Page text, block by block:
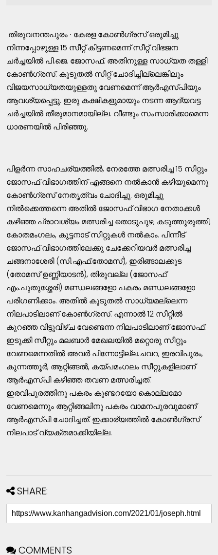
തിരുവനന്തപുരം ∙ കേരള കോൺഗ്രസ് ഒരുമിച്ചു
നിന്നപ്പോഴുള്ള 15 സീറ്റ് കിട്ടണമെന്ന് സീറ്റ് വിഭജന
ചർച്ചയിൽ പി.ജെ. ജോസഫ്. അതിനുള്ള സാധ്യത തള്ളി
കോൺഗ്രസ്. കൂടുതൽ സീറ്റ് ചോദിച്ചില്ലെങ്കിലും
വിജയസാധ്യതയുള്ളതു വേണമെന്ന് ആർഎസ്പിയും
ആവശ്യപ്പെട്ടു. ഇരു കക്ഷികളുമായും നടന്ന ആദ്യവട്ട
ചർച്ചയിൽ തീരുമാനമായില്ല. വീണ്ടും സംസാരിക്കാമെന്ന
ധാരണയിൽ പിരിഞ്ഞു.
പിളർന്ന സാഹചര്യത്തിൽ, നേരത്തേ മത്സരിച്ച 15 സീറ്റും
ജോസഫ് വിഭാഗത്തിന് എങ്ങനെ നൽകാൻ കഴിയുമെന്നു
കോൺഗ്രസ് നേതൃത്വം ചോദിച്ചു. ഒരുമിച്ചു
നിൽക്കെത്തന്നെ അതിൽ ജോസഫ് വിഭാഗ നേതാക്കൾ
കഴിഞ്ഞ പ്രാവശ്യം മത്സരിച്ച തൊടുപുഴ, കടുത്തുരുത്തി,
കോതമംഗലം, കുട്ടനാട് സീറ്റുകൾ നൽകാം. പിന്നീട്
ജോസഫ് വിഭാഗത്തിലേക്കു ചേക്കേറിയവർ മത്സരിച്ച
ചങ്ങനാശേരി (സി.എഫ്.തോമസ്), ഇരിങ്ങാലക്കുട
(തോമസ് ഉണ്ണിയാടൻ), തിരുവല്ല (ജോസഫ്
എം.പുതുശ്ശേരി) മണ്ഡലങ്ങളോ പകരം മണ്ഡലങ്ങളോ
പരിഗണിക്കാം. അതിൽ കൂടുതൽ സാധ്യമല്ലെന്ന
നിലപാടിലാണ് കോൺഗ്രസ്. എന്നാൽ 12 സീറ്റിൽ
കുറഞ്ഞ വിട്ടുവീഴ്ച വേണ്ടെന്ന നിലപാടിലാണ് ജോസഫ്.
ഇടുക്കി സീറ്റും മലബാർ മേഖലയിൽ മറ്റൊരു സീറ്റും
വേണമെന്നതിൽ അവർ പിന്നോട്ടില്ല.ചവറ, ഇരവിപുരം,
കുന്നത്തൂർ, ആറ്റിങ്ങൽ, കയ്പമംഗലം സീറ്റുകളിലാണ്
ആർഎസ്പി കഴിഞ്ഞ തവണ മത്സരിച്ചത്.
ഇരവിപുരത്തിനു പകരം കുണ്ടറയോ കൊല്ലമോ
വേണമെന്നും ആറ്റിങ്ങലിനു പകരം വാമനപുരവുമാണ്
ആർഎസ്പി ചോദിച്ചത്. ഇക്കാര്യത്തിൽ കോൺഗ്രസ്
നിലപാട് വ്യക്തമാക്കിയില്ല.
SHARE:
COMMENTS